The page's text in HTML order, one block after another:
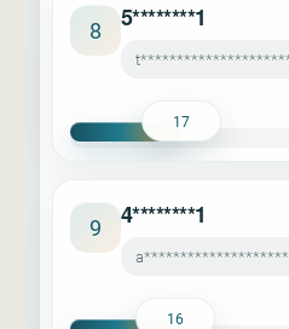
8 5********1
17
9 4********1
16